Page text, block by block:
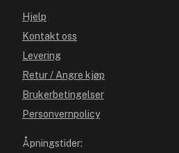
Hjelp
Kontakt oss
Levering
Retur / Angre kjøp
Brukerbetingelser
Personvernpolicy
Åpningstider: